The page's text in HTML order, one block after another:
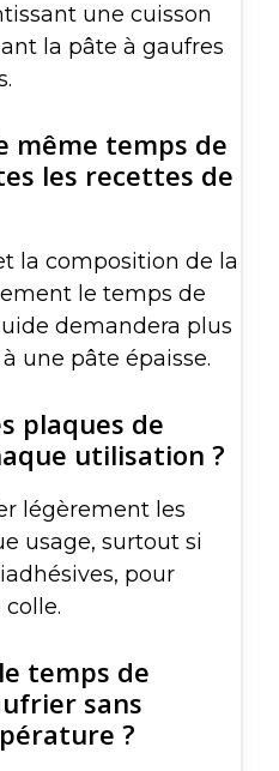
une cuisson
la pâte à gaufres
même temps de
les recettes de
la composition de la
le temps de
demandera plus
une pâte épaisse.
plaques de
utilisation ?
légèrement les
usage, surtout si
pour
temps de
sans
?